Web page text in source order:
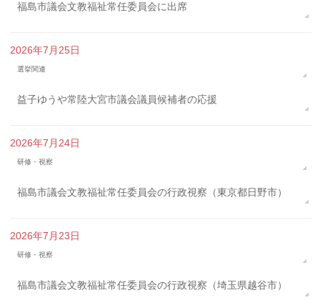
福島市議会文教福祉常任委員会に出席
2026年7月25日
選挙関連
益子ゆうや常陸大宮市議会議員候補者の応援
2026年7月24日
研修・視察
福島市議会文教福祉常任委員会の行政視察（東京都日野市）
2026年7月23日
研修・視察
福島市議会文教福祉常任委員会の行政視察（埼玉県越谷市）